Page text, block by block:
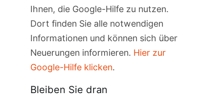
Ihnen, die Google-Hilfe zu nutzen.
Dort finden Sie alle notwendigen
Informationen und können sich über
Neuerungen informieren. Hier zur
Google-Hilfe klicken.
Bleiben Sie dran